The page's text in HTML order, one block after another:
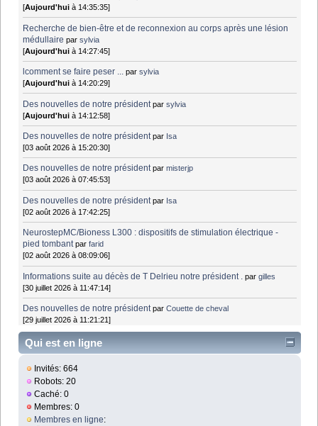
[Aujourd'hui à 14:35:35]
Recherche de bien-être et de reconnexion au corps après une lésion
médullaire parsylvia
[Aujourd'hui à 14:27:45]
lcomment se faire peser ... parsylvia
[Aujourd'hui à 14:20:29]
Des nouvelles de notre président parsylvia
[Aujourd'hui à 14:12:58]
Des nouvelles de notre président par Isa
[03 août 2026 à 15:20:30]
Des nouvelles de notre président parmisterjp
[03 août 2026 à 07:45:53]
Des nouvelles de notre président par Isa
[02 août 2026 à 17:42:25]
NeurostepMC/Bioness L300 : dispositifs de stimulation électrique -
pied tombant parfarid
[02 août 2026 à 08:09:06]
Informations suite au décès de T Delrieu notre président . pargilles
[30 juillet 2026 à 11:47:14]
Des nouvelles de notre président parCouette de cheval
[29 juillet 2026 à 11:21:21]
Qui est en ligne
Invités: 664
Robots: 20
Caché: 0
Membres: 0
Membres en ligne: